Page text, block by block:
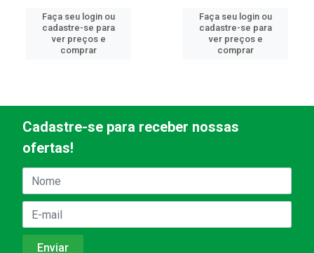
Faça seu login ou
cadastre-se para
ver preços e
comprar
Faça seu login ou
cadastre-se para
ver preços e
comprar
Cadastre-se para receber nossas
ofertas!